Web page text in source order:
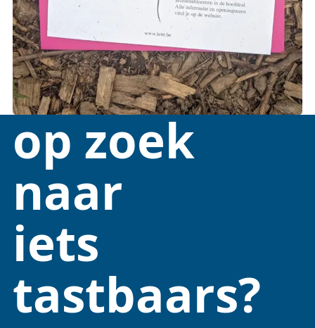
op zoek
naar
iets
tastbaars?